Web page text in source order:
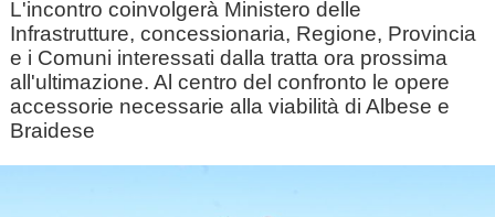
L'incontro coinvolgerà Ministero delle
Infrastrutture, concessionaria, Regione, Provincia
e i Comuni interessati dalla tratta ora prossima
all'ultimazione. Al centro del confronto le opere
accessorie necessarie alla viabilità di Albese e
Braidese